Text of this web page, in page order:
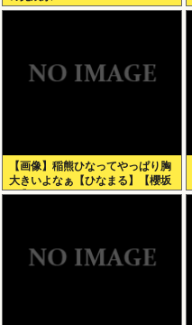
【画像】稲熊ひなってやっぱり胸
大きいよなぁ【ひなまる】【櫻坂
46】